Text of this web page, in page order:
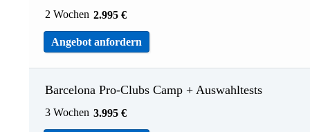
2 Wochen 2.995 €
Angebot anfordern
Barcelona Pro-Clubs Camp + Auswahltests
3 Wochen 3.995 €